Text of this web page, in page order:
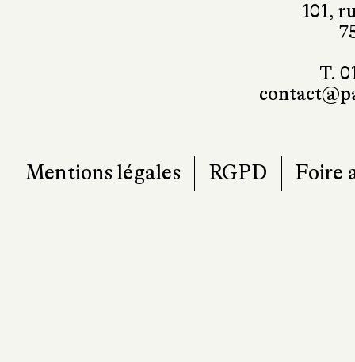
101,
T.
Mentions légales RGPD Foire